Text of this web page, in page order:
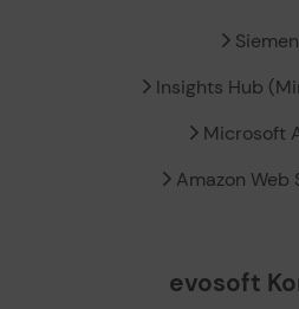
Insights Hub
Microsoft
Amazon Web
evosoft